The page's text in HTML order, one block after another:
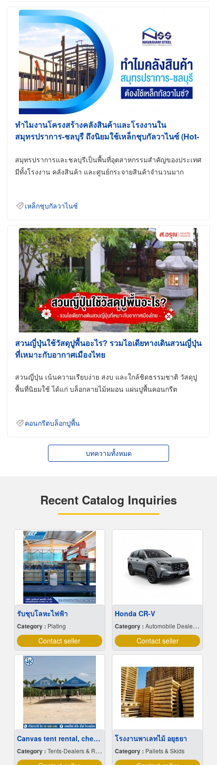
ทำไมงานโครงสร้างคลังสินค้าและโรงงานใน
สมุทรปราการ-ชลบุรี ถึงนิยมใช้เหล็กชุบกัลวาไนซ์ (Hot-
สมุทรปราการและชลบุรีเป็นพื้นที่อุตสาหกรรมสำคัญของประเทศ
มีทั้งโรงงาน คลังสินค้า และศูนย์กระจายสินค้าจำนวนมาก
เหล็กชุบกัลวาไนซ์
สวนญี่ปุ่นใช้วัสดุปูพื้นอะไร? รวมไอเดียทางเดินสวนญี่ปุ่น
ที่เหมาะกับอากาศเมืองไทย
สวนญี่ปุ่น เน้นความเรียบง่าย สงบ และใกล้ชิดธรรมชาติ วัสดุปู
พื้นที่นิยมใช้ ได้แก่ บล็อกลายไม้หมอน แผ่นปูพื้นคอนกรีต
คอนกรีตบล็อกปูพื้น
บทความทั้งหมด
Recent Catalog Inquiries
รับชุบโลหะไฟฟ้า
Category : Plating
Contact seller
Honda CR-V
Category : Automobile Dealers-New Cars
Contact seller
Canvas tent rental, cheap price
Category : Tents-Dealers & Renting
โรงงานพาเลทไม้ อยุธยา
Category : Pallets & Skids